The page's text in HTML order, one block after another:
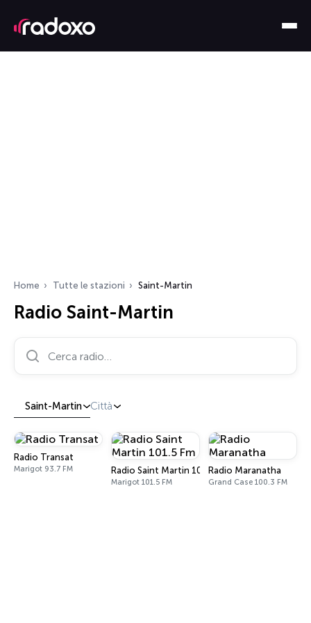
Home Tutte le stazioni Saint-Martin
Radio Saint-Martin
Cerca radio…
Saint-Martin Città
Radio Transat
Marigot 93.7 FM Radio Saint Martin 101.5 Fm
Marigot 101.5 FM
Radio Maranatha
Grand Case 100.3 FM